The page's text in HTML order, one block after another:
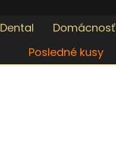
Dental Domácnosť
Posledné kusy